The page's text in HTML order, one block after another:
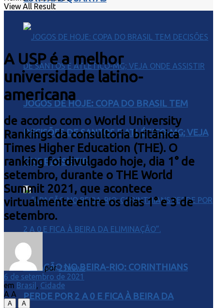
JOGOS DE HOJE: COPA DO BRASIL TEM
DECISÕES DE SANTOS E ATLÉTICO-MG; VEJA
ONDE ASSISTIR
“APAGÃO NO BEIRA-RIO: CORINTHIANS
PERDE POR 2 A 0 E FICA À BEIRA DA
View All Result
A USP é a melhor
universidade latino-
americana
de acordo com o World University
Rankings da consultoria britânica
Times Higher Education (THE). O
ranking foi divulgado hoje, dia 1° de
setembro, durante o THE World
Summit 2021, que acontece
virtualmente entre os dias 1° e 3 de
setembro.
por 25news
6 de setembro de 2021
em Brasil , Cidade
A A
A
A